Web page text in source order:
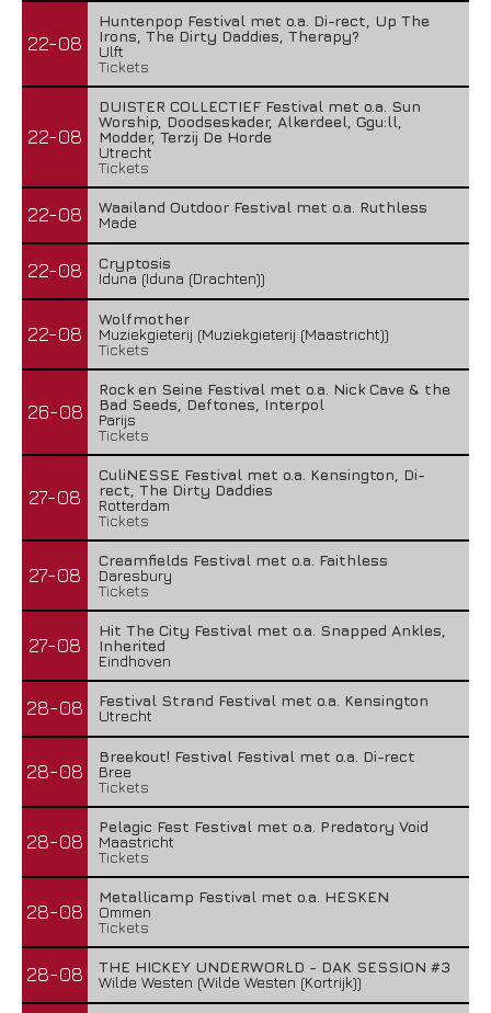
22-08
Huntenpop Festival met o.a. Di-rect, Up The
Irons, The Dirty Daddies, Therapy?
Ulft
Tickets
22-08
DUISTER COLLECTIEF Festival met o.a. Sun
Worship, Doodseskader, Alkerdeel, Ggu:ll,
Modder, Terzij De Horde
Utrecht
Tickets
22-08
Waailand Outdoor Festival met o.a. Ruthless
Made
22-08
Cryptosis
Iduna (Iduna (Drachten))
22-08
Wolfmother
Muziekgieterij (Muziekgieterij (Maastricht))
Tickets
26-08
Rock en Seine Festival met o.a. Nick Cave & the
Bad Seeds, Deftones, Interpol
Parijs
Tickets
27-08
CuliNESSE Festival met o.a. Kensington, Di-
rect, The Dirty Daddies
Rotterdam
Tickets
27-08
Creamfields Festival met o.a. Faithless
Daresbury
Tickets
27-08
Hit The City Festival met o.a. Snapped Ankles,
Inherited
Eindhoven
28-08
Festival Strand Festival met o.a. Kensington
Utrecht
28-08
Breekout! Festival Festival met o.a. Di-rect
Bree
Tickets
28-08
Pelagic Fest Festival met o.a. Predatory Void
Maastricht
Tickets
28-08
Metallicamp Festival met o.a. HESKEN
Ommen
Tickets
28-08
THE HICKEY UNDERWORLD - DAK SESSION #3
Wilde Westen (Wilde Westen (Kortrijk))